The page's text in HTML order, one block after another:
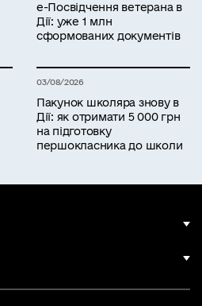
е-Посвідчення ветерана в
Дії: уже 1 млн
сформованих документів
03/08/2026
Пакунок школяра знову в
Дії: як отримати 5 000 грн
на підготовку
першокласника до школи